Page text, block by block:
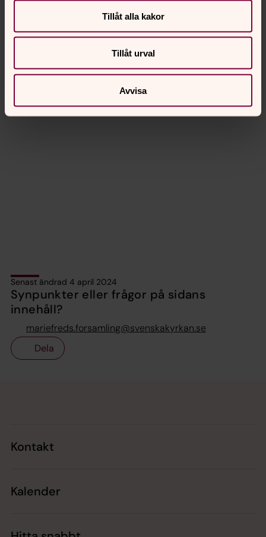
Tillåt alla kakor
Tillåt urval
Avvisa
Senast ändrad 4 april 2024
Synpunkter eller frågor på sidans
innehåll?
mariefreds.forsamling@svenskakyrkan.se
Dela
Kontakt
Kalender